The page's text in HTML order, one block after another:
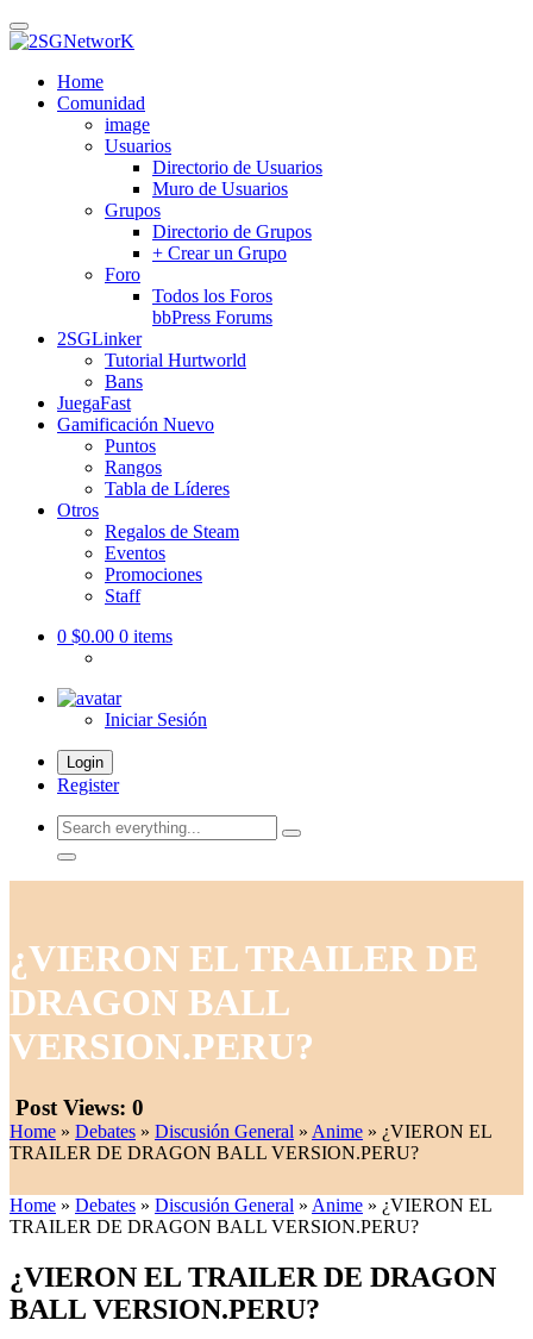
Skip
to
contentHome
Comunidad
image
Usuarios
Directorio de Usuarios
Muro de Usuarios
Grupos
Directorio de Grupos
+ Crear un Grupo
Foro
Todos los Foros
bbPress Forums
2SGLinker
Tutorial Hurtworld
Bans
JuegaFast
Gamificación Nuevo
Puntos
Rangos
Tabla de Líderes
Otros
Regalos de Steam
Eventos
Promociones
Staff
0 $0.00 0 items
Iniciar Sesión
Login
Register
Search
everything...
¿VIERON EL TRAILER DE
DRAGON BALL
VERSION.PERU?
Post Views: 0
Home » Debates » Discusión General » Anime » ¿VIERON EL
TRAILER DE DRAGON BALL VERSION.PERU?
Home » Debates » Discusión General » Anime » ¿VIERON EL
TRAILER DE DRAGON BALL VERSION.PERU?
¿VIERON EL TRAILER DE DRAGON
BALL VERSION.PERU?